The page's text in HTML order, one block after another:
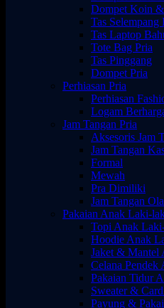
Dompet Koin
Tas Selempang
Tas Laptop
Tote Bag Pria
Tas Pinggang
Dompet Pria
Perhiasan Pria
Perhiasan
Logam
Jam Tangan Pria
Aksesoris Jam
Jam Tangan
Formal
Mewah
Pra Dimiliki
Jam Tangan
Pakaian Anak Laki-
Topi Anak
Hoodie Anak
Jaket & Mantel
Celana
Pakaian Tidur
Sweater &
Payung &